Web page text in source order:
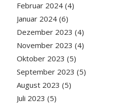
Februar 2024(4)
Januar 2024(6)
Dezember 2023 (4)
November 2023 (4)
Oktober 2023 (5)
September 2023 (5)
August 2023 (5)
Juli 2023 (5)